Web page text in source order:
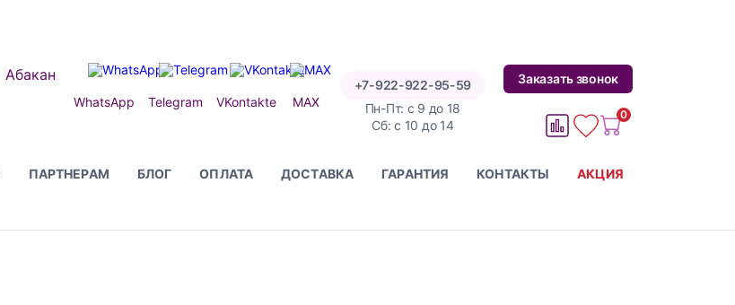
Абакан
WhatsApp Telegram VKontakte MAX
+7-922-922-95-59
Пн-Пт: с 9 до 18
Cб: с 10 до 14
Заказать звонок
1 1
0
ПАРТНЕРАМ БЛОГ ОПЛАТА ДОСТАВКА ГАРАНТИЯ КОНТАКТЫ АКЦИЯ